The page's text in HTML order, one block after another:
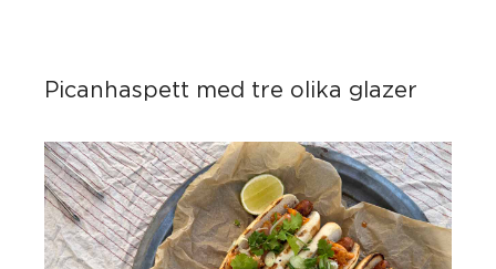
Picanhaspett med tre olika glazer